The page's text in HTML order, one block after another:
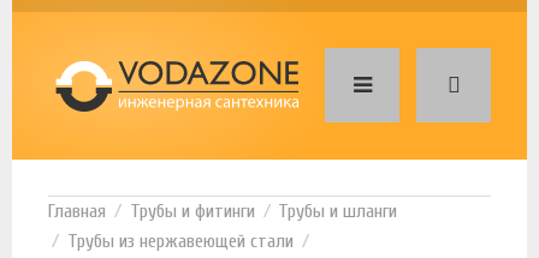
Трубы и фитинги
Трубы и шланги
Трубы из нержавеющей стали